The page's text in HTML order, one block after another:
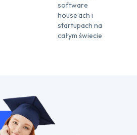
software
house’ach i
startupach na
całym świecie